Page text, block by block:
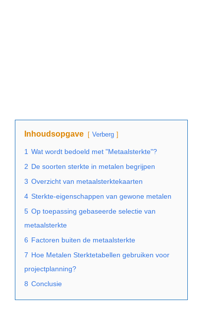
Inhoudsopgave Verberg
1 Wat wordt bedoeld met "Metaalsterkte"?
2 De soorten sterkte in metalen begrijpen
3 Overzicht van metaalsterktekaarten
4 Sterkte-eigenschappen van gewone metalen
5 Op toepassing gebaseerde selectie van
metaalsterkte
6 Factoren buiten de metaalsterkte
7 Hoe Metalen Sterktetabellen gebruiken voor
projectplanning?
8 Conclusie